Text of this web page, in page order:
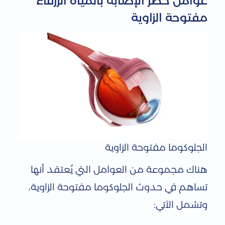
و
م
مفتوحة الزاوية
الجلوكوما مفتوحة الزاوية
هناك مجموعة من العوامل التي يُعتقد أنها
تساهم في حدوث الجلوكوما مفتوحة الزاوية،
وتشمل الآتي: